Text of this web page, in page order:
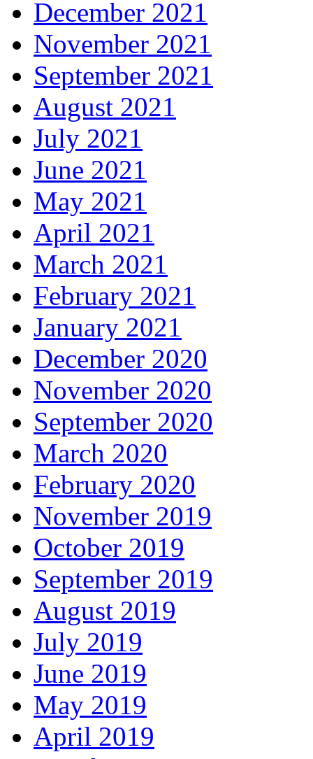
December 2021
November 2021
September 2021
August 2021
July 2021
June 2021
May 2021
April 2021
March 2021
February 2021
January 2021
December 2020
November 2020
September 2020
March 2020
February 2020
November 2019
October 2019
September 2019
August 2019
July 2019
June 2019
May 2019
April 2019